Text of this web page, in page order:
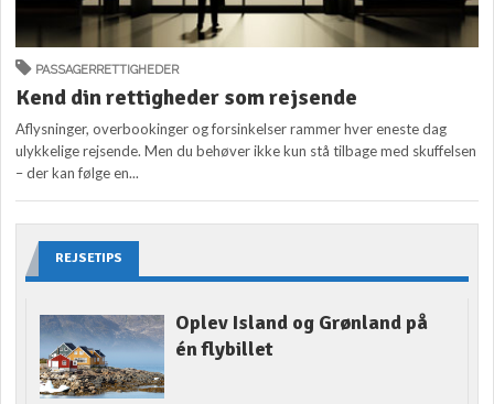
PASSAGERRETTIGHEDER
Kend din rettigheder som rejsende
Aflysninger, overbookinger og forsinkelser rammer hver eneste dag
ulykkelige rejsende. Men du behøver ikke kun stå tilbage med skuffelsen
– der kan følge en...
REJSETIPS
Oplev Island og Grønland på
én flybillet